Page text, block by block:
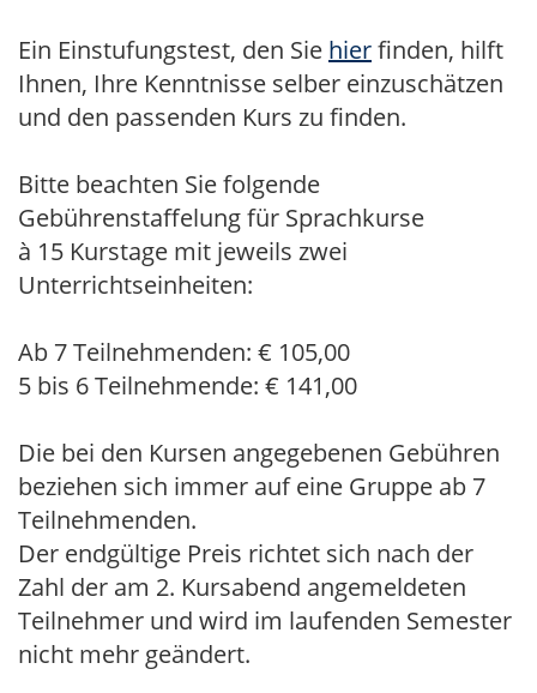
Ein Einstufungstest, den Sie hierfinden, hilft
Ihnen, Ihre Kenntnisse selber einzuschätzen
und den passenden Kurs zu finden.
Bitte beachten Sie folgende
Gebührenstaffelung für Sprachkurse
à 15 Kurstage mit jeweils zwei
Unterrichtseinheiten:
Ab 7 Teilnehmenden: € 105,00
5 bis 6 Teilnehmende: € 141,00
Die bei den Kursen angegebenen Gebühren
beziehen sich immer auf eine Gruppe ab 7
Teilnehmenden.
Der endgültige Preis richtet sich nach der
Zahl der am 2. Kursabend angemeldeten
Teilnehmer und wird im laufenden Semester
nicht mehr geändert.